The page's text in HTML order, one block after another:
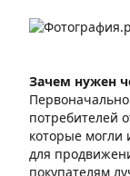
Зачем нужен
потребителей
которые могли
для
покупателям